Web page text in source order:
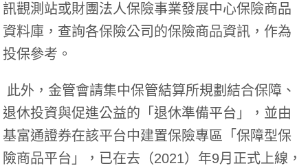
訊觀測站或財團法人保險事業發展中心保險商品
資料庫，查詢各保險公司的保險商品資訊，作為
投保參考。
此外，金管會請集中保管結算所規劃結合保障、
退休投資與促進公益的「退休準備平台」，並由
基富通證券在該平台中建置保險專區「保障型保
險商品平台」，已在去（2021）年9月正式上線，